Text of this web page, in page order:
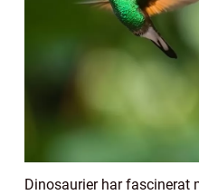
Dinosaurier har fascinerat